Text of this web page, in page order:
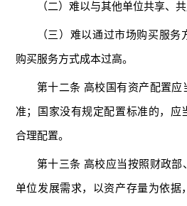
（二）难以与其他单位共享、共
（三）难以通过市场购买服
购买服务方式成本过高。
第十二条 高校国有资产配置
准；国家没有规定配置标准的，应
合理配置。
第十三条 高校应当按照财政
单位发展需求，以资产存量为依据